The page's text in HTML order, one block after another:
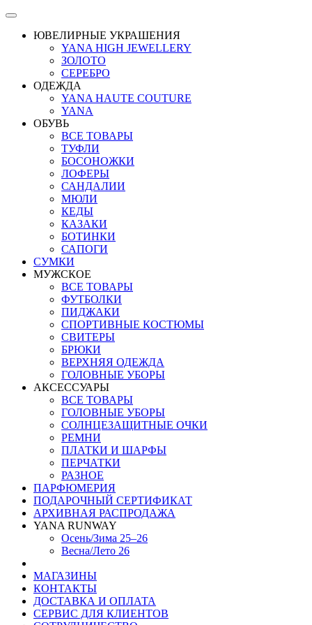
ЮВЕЛИРНЫЕ УКРАШЕНИЯ
YANA HIGH JEWELLERY
ЗОЛОТО
СЕРЕБРО
ОДЕЖДА
YANA HAUTE COUTURE
YANA
ОБУВЬ
ВСЕ ТОВАРЫ
ТУФЛИ
БОСОНОЖКИ
ЛОФЕРЫ
САНДАЛИИ
МЮЛИ
КЕДЫ
КАЗАКИ
БОТИНКИ
САПОГИ
СУМКИ
МУЖСКОЕ
ВСЕ ТОВАРЫ
ФУТБОЛКИ
ПИДЖАКИ
СПОРТИВНЫЕ КОСТЮМЫ
СВИТЕРЫ
БРЮКИ
ВЕРХНЯЯ ОДЕЖДА
ГОЛОВНЫЕ УБОРЫ
АКСЕССУАРЫ
ВСЕ ТОВАРЫ
ГОЛОВНЫЕ УБОРЫ
СОЛНЦЕЗАЩИТНЫЕ ОЧКИ
РЕМНИ
ПЛАТКИ И ШАРФЫ
ПЕРЧАТКИ
РАЗНОЕ
ПАРФЮМЕРИЯ
ПОДАРОЧНЫЙ СЕРТИФИКАТ
АРХИВНАЯ РАСПРОДАЖА
YANA RUNWAY
Осень/Зима 25–26
Весна/Лето 26
МАГАЗИНЫ
КОНТАКТЫ
ДОСТАВКА И ОПЛАТА
СЕРВИС ДЛЯ КЛИЕНТОВ